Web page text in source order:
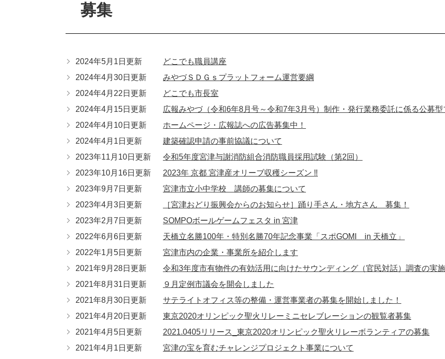
募集
2024年5月1日更新
どこでも職員講座
2024年4月30日更新
みやづＳＤＧｓプラットフォーム運営要綱
2024年4月22日更新
どこでも市長室
2024年4月15日更新
広報みやづ（令和6年8月号～令和7年3月号）制作・発行業務委託に係る公募
2024年4月10日更新
ホームページ・広報誌への広告募集中！
2024年4月1日更新
建築確認申請の事前協議について
2023年11月10日更新
令和5年度宮津与謝消防組合消防職員採用試験（第2回）
2023年10月16日更新
2023年 京都 宮津産オリーブ収穫シーズン ‼
2023年9月7日更新
宮津市立小中学校 講師の募集について
2023年4月3日更新
［宮津おどり振興会からのお知らせ］踊り手さん・地方さん 募集！
2023年2月7日更新
SOMPOボールゲームフェスタ in 宮津
2022年6月6日更新
天橋立名勝100年・特別名勝70年記念事業「スポGOMI in 天橋立」
2022年1月5日更新
宮津市内の企業・事業所を紹介します
2021年9月28日更新
令和3年度市有物件の有効活用に向けたサウンディング（官民対話）調査の実
2021年8月31日更新
９月定例市議会を開会しました
2021年8月30日更新
サテライトオフィス等の整備・運営事業者の募集を開始しました！
2021年4月20日更新
東京2020オリンピック聖火リレーミニセレブレーションの観覧者募集
2021年4月5日更新
2021.0405リリース_東京2020オリンピック聖火リレーボランティアの募集
2021年4月1日更新
宮津の宝を育むチャレンジプロジェクト事業について